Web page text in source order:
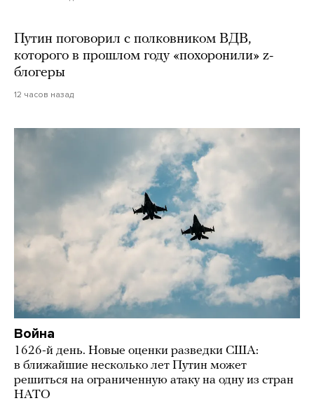
Путин поговорил с полковником ВДВ,
которого в прошлом году «похоронили» z-
блогеры
12 часов назад
Война
1626-й день. Новые оценки разведки США:
в ближайшие несколько лет Путин может
решиться на ограниченную атаку на одну из стран
НАТО